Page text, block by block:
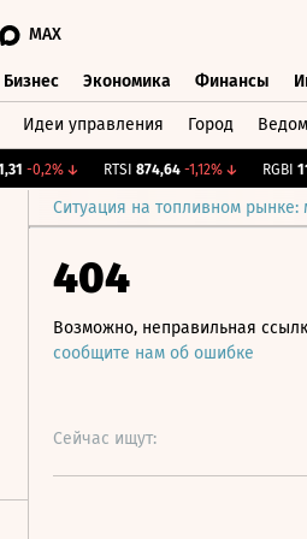
MAX
Бизнес Экономика Финансы
Идеи управления Город
-0,2%↓ RTSI 874,64 -1,12% ↓ RGBI
Ситуация на топливном
404
Возможно, неправильная
сообщите нам об ошибке
Сейчас ищут: